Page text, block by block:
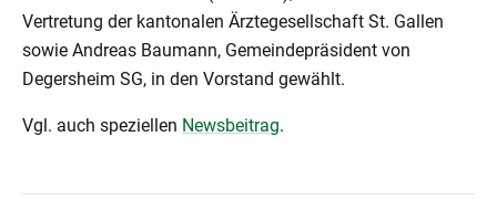
Vertretung der kantonalen Ärztegesellschaft St. Gallen
sowie Andreas Baumann, Gemeindepräsident von
Degersheim SG, in den Vorstand gewählt.
Vgl. auch speziellen Newsbeitrag.